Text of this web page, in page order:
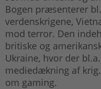
Bogen præsenterer
verdenskrigene,
mod terror. Den
britiske og
Ukraine, hvor der
mediedækning af
om gaming.